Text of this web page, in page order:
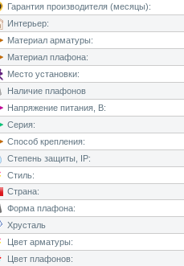
Гарантия производителя (месяцы):
Интерьер:
Материал арматуры:
Материал плафона:
Место установки:
Наличие плафонов
Напряжение питания, В:
Серия:
Способ крепления:
Степень защиты, IP:
Стиль:
Страна:
Форма плафона:
Хрусталь
Цвет арматуры:
Цвет плафонов: